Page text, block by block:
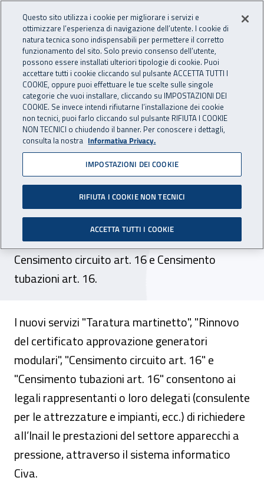
INAIL - Istituto Nazionale
Apri cerca
Navigazione principale
Navigazione - Ti trovi in:
Home Inail comunica Avvisi
Civa: online nuovi servizi
del settore apparecchi a
pressione
Dall'11 marzo 2024 sono attivi i nuovi servizi
online di Taratura martinetto, Rinnovo del
certificato approvazione generatori modulari,
Censimento circuito art. 16 e Censimento
tubazioni art. 16.
I nuovi servizi "Taratura martinetto", "Rinnovo
del certificato approvazione generatori
modulari", "Censimento circuito art. 16" e
"Censimento tubazioni art. 16" consentono ai
legali rappresentanti o loro delegati (consulente
per le attrezzature e impianti, ecc.) di richiedere
all’Inail le prestazioni del settore apparecchi a
pressione, attraverso il sistema informatico
Civa.
Questo sito utilizza i cookie per migliorare i servizi e
ottimizzare l’esperienza di navigazione dell’utente. I cookie di
natura tecnica sono indispensabili per permettere il corretto
funzionamento del sito. Solo previo consenso dell’utente,
possono essere installati ulteriori tipologie di cookie. Puoi
accettare tutti i cookie cliccando sul pulsante ACCETTA TUTTI I
COOKIE, oppure puoi effettuare le tue scelte sulle singole
categorie che vuoi installare, cliccando su IMPOSTAZIONI DEI
COOKIE. Se invece intendi rifiutarne l’installazione dei cookie
non tecnici, puoi farlo cliccando sul pulsante RIFIUTA I COOKIE
NON TECNICI o chiudendo il banner. Per conoscere i dettagli,
consulta la nostra Informativa Privacy.
IMPOSTAZIONI DEI COOKIE
RIFIUTA I COOKIE NON TECNICI
ACCETTA TUTTI I COOKIE